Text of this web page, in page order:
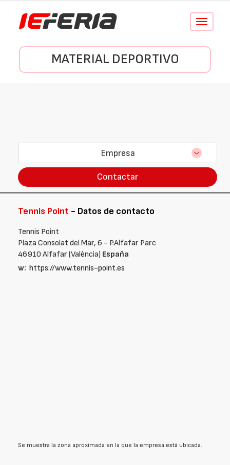
Conmutar
MATERIAL DEPORTIVO
Empresa
Contactar
Tennis Point - Datos de contacto
Tennis Point
Plaza Consolat del Mar, 6 - P.Alfafar Parc
46910 Alfafar (València) España
w: https://www.tennis-point.es
Se muestra la zona aproximada en la que la empresa está ubicada.